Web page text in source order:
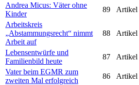
Andrea Micus: Väter ohne
Kinder
89 Artikel
Arbeitskreis
„Abstammungsrecht“ nimmt
Arbeit auf
88 Artikel
Lebensentwürfe und
Familienbild heute
87 Artikel
Vater beim EGMR zum
zweiten Mal erfolgreich
86 Artikel